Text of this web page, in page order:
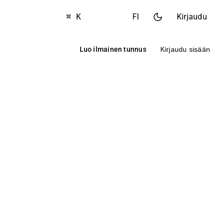
⌘ K FI Kirjaudu
Luo ilmainen tunnus Kirjaudu sisään